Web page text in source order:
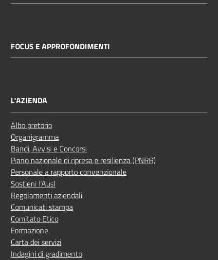
FOCUS E APPROFONDIMENTI
L'AZIENDA
Albo pretorio
Organigramma
Bandi, Avvisi e Concorsi
Piano nazionale di ripresa e resilienza (PNRR)
Personale a rapporto convenzionale
Sostieni l’Ausl
Regolamenti aziendali
Comunicati stampa
Comitato Etico
Formazione
Carta dei servizi
Indagini di gradimento